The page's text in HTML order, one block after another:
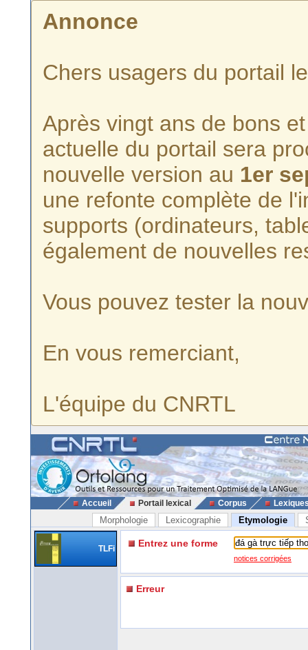
Annonce
Chers usagers du portail
Après vingt ans de bons
actuelle du portail sera
nouvelle version au 1er
une refonte complète de
supports (ordinateurs,
également de nouvelles
Vous pouvez tester la
En vous remerciant,
L'équipe du CNRTL
Accueil Portail lexical Corpus
Morphologie Lexicographie Etymologie
TLFi Entrez une forme
notices corrigées
Erreur